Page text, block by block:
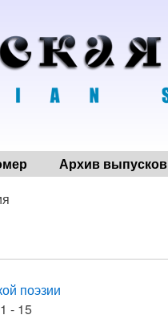
Архив выпусков
поэзии
- 15